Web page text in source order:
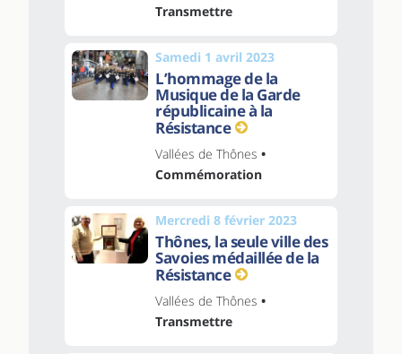
Transmettre
Samedi 1 avril 2023
L’hommage de la
Musique de la Garde
républicaine à la
Résistance
Vallées de Thônes •
Commémoration
Mercredi 8 février 2023
Thônes, la seule ville des
Savoies médaillée de la
Résistance
Vallées de Thônes •
Transmettre